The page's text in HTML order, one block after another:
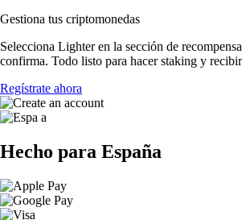
Gestiona tus criptomonedas
Selecciona Lighter en la sección de
confirma. Todo listo para hacer staking y
Regístrate ahora
Hecho para España